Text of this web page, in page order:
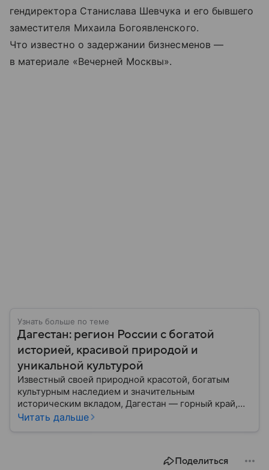
гендиректора Станислава Шевчука и его бывшего
заместителя Михаила Богоявленского.
Что известно о задержании бизнесменов —
в материале «Вечерней Москвы».
Узнать больше по теме
Дагестан: регион России с богатой
историей, красивой природой и
уникальной культурой
Известный своей природной красотой, богатым
культурным наследием и значительным
историческим вкладом, Дагестан — горный край,
расположенный на юге России. В материале
Читать дальше
Поделиться